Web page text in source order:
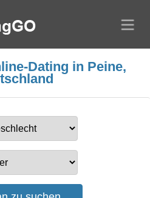
Dating in Peine,